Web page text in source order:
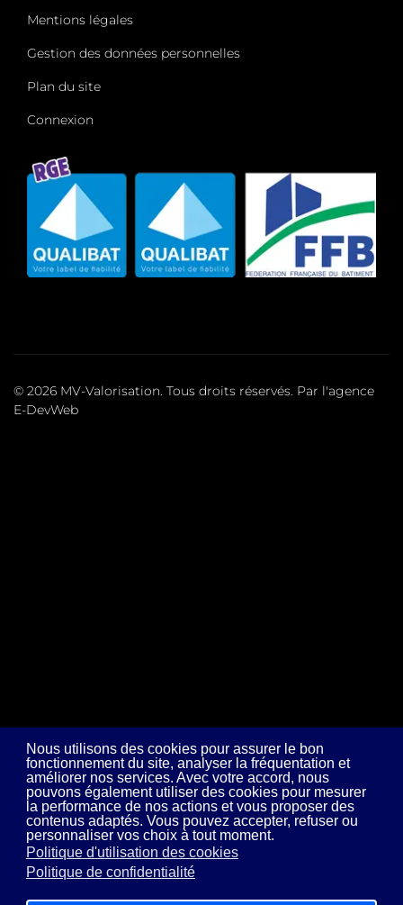
Nous utilisons des cookies pour assurer le bon
fonctionnement du site, analyser la fréquentation et
améliorer nos services. Avec votre accord, nous
pouvons également utiliser des cookies pour mesurer
la performance de nos actions et vous proposer des
contenus adaptés. Vous pouvez accepter, refuser ou
personnaliser vos choix à tout moment.
Politique d'utilisation des cookies
Politique de confidentialité
Mentions légales
Gestion des données personnelles
Plan du site
Connexion
© 2026 MV-Valorisation. Tous droits réservés. Par l'agence
E-DevWeb